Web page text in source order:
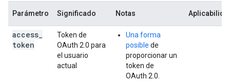
Parámetro Significado Notas
access
token
Token de
OAuth 2.0 para
el usuario
actual
Una forma
posible de
proporcionar un
token de
OAuth 2.0.